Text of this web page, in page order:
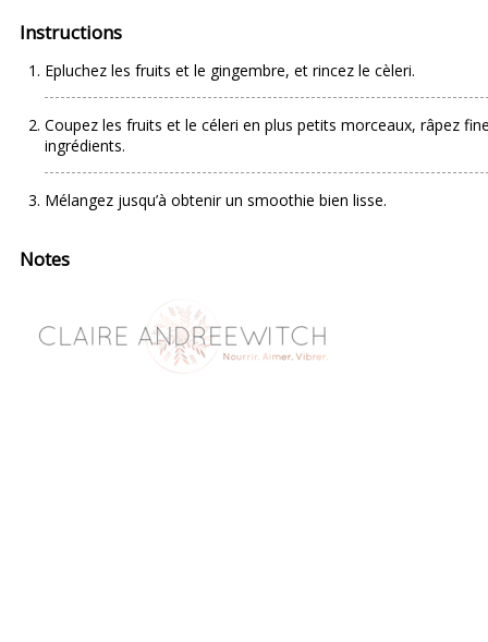
Instructions
Epluchez les fruits et le gingembre, et rincez le cèleri.
Coupez les fruits et le céleri en plus petits morceaux, râpez
ingrédients.
Mélangez jusqu’à obtenir un smoothie bien lisse.
Notes